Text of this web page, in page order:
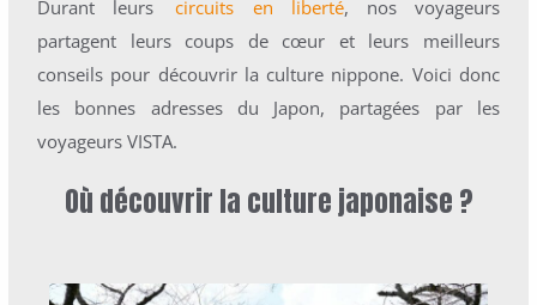
Durant leurs
circuits en liberté, nos voyageurs
partagent leurs coups de cœur et leurs meilleurs
conseils pour découvrir la culture nippone. Voici donc
les bonnes adresses du Japon, partagées par les
voyageurs VISTA.
Où découvrir la culture japonaise ?